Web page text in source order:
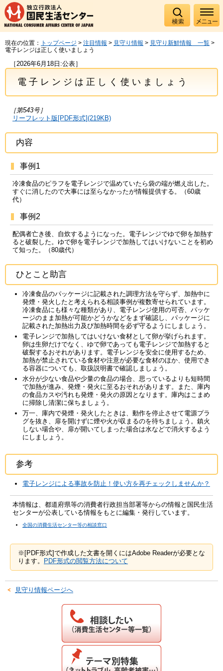
現在の位置： トップページ > 注目情報 > 見守り情報 > 見守り新鮮情報 一覧 >
電子レンジは正しく使いましょう
［2026年6月18日:公表］
電子レンジは正しく使いましょう
［第543号］
リーフレット版[PDF形式](219KB)
内容
事例1
冷凍食品のピラフを電子レンジで温めていたら袋の端が燃え出した。
すぐに消したので大事には至らなかったが情報提供する。（60歳
代）
事例2
配偶者亡き後、自炊するようになった。電子レンジでゆで卵を加熱す
ると破裂した。ゆで卵を電子レンジで加熱してはいけないことを初め
て知った。（80歳代）
ひとこと助言
冷凍食品のパッケージに記載された調理方法を守らず、加熱中に
発煙・発火したと考えられる相談事例が複数寄せられています。
冷凍食品にも様々な種類があり、電子レンジ使用の可否、パッケ
ージのまま加熱が可能かどうかなどをまず確認し、パッケージに
記載された加熱出力及び加熱時間を必ず守るようにしましょう。
電子レンジで加熱してはいけない食材として卵が挙げられます。
卵は生卵だけでなく、ゆで卵であっても電子レンジで加熱すると
破裂するおそれがあります。電子レンジを安全に使用するため、
加熱が禁止されている食材や注意が必要な食材のほか、使用でき
る容器についても、取扱説明書で確認しましょう。
水分が少ない食品や少量の食品の場合、思っているよりも短時間
で加熱が進み、発煙・発火に至るおそれがあります。また、庫内
の食品カスや汚れも発煙・発火の原因となります。庫内はこまめ
に掃除し清潔に保ちましょう。
万一、庫内で発煙・発火したときは、動作を停止させて電源プラ
グを抜き、扉を開けずに煙や火が収まるのを待ちましょう。鎮火
しない場合や、扉が開いてしまった場合は水などで消火するよう
にしましょう。
参考
電子レンジによる事故を防止！使い方を再チェックしませんか？
本情報は、都道府県等の消費者行政担当部署等からの情報と国民生活
センターが公表している情報をもとに編集・発行しています。
全国の消費生活センター等の相談窓口
※[PDF形式]で作成した文書を開くにはAdobe Readerが必要とな
ります。 PDF形式の閲覧方法について
見守り情報ページへ